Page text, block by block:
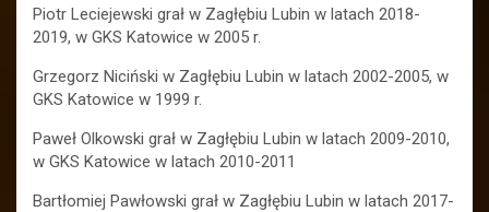
Piotr Leciejewski grał w Zagłębiu Lubin w latach 2018-
2019, w GKS Katowice w 2005 r.
Grzegorz Niciński w Zagłębiu Lubin w latach 2002-2005, w
GKS Katowice w 1999 r.
Paweł Olkowski grał w Zagłębiu Lubin w latach 2009-2010,
w GKS Katowice w latach 2010-2011
Bartłomiej Pawłowski grał w Zagłębiu Lubin w latach 2017-